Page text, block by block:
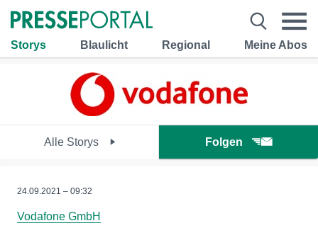
Storys Blaulicht Regional Meine Abos
Alle Storys Folgen
24.09.2021 – 09:32
Vodafone GmbH